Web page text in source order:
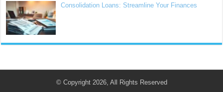
Consolidation Loans: Streamline Your Finances
© Copyright 2026, All Rights Reserved